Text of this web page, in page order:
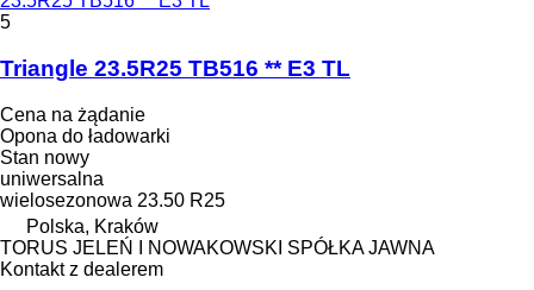
5
Triangle 23.5R25 TB516 ** E3 TL
Cena na żądanie
Opona do ładowarki
Stan nowy
uniwersalna
wielosezonowa 23.50 R25
Polska, Kraków
TORUS JELEŃ I NOWAKOWSKI SPÓŁKA JAWNA
Kontakt z dealerem